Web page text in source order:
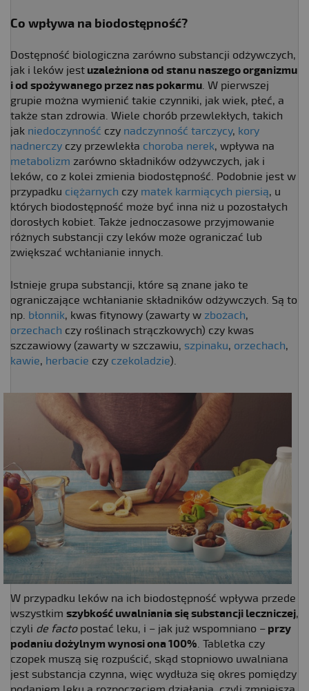
Co wpływa na biodostępność?
Dostępność biologiczna zarówno substancji odżywczych,
jak i leków jest uzależniona od stanu naszego organizmu
i od spożywanego przez nas pokarmu. W pierwszej
grupie można wymienić takie czynniki, jak wiek, płeć, a
także stan zdrowia. Wiele chorób przewlekłych, takich
jak niedoczynność czy nadczynność tarczycy, kory
nadnerczy czy przewlekła choroba nerek, wpływa na
metabolizm zarówno składników odżywczych, jak i
leków, co z kolei zmienia biodostępność. Podobnie jest w
przypadku ciężarnych czy matek karmiących piersią, u
których biodostępność może być inna niż u pozostałych
dorosłych kobiet. Także jednoczasowe przyjmowanie
różnych substancji czy leków może ograniczać lub
zwiększać wchłanianie innych.
Istnieje grupa substancji, które są znane jako te
ograniczające wchłanianie składników odżywczych. Są to
np. błonnik, kwas fitynowy (zawarty w zbożach,
orzechach czy roślinach strączkowych) czy kwas
szczawiowy (zawarty w szczawiu, szpinaku, orzechach,
kawie, herbacie czy czekoladzie).
W przypadku leków na ich biodostępność wpływa przede
wszystkim szybkość uwalniania się substancji leczniczej,
czyli de factopostać leku, i – jak już wspomniano – przy
podaniu dożylnym wynosi ona 100%. Tabletka czy
czopek muszą się rozpuścić, skąd stopniowo uwalniana
jest substancja czynna, więc wydłuża się okres pomiędzy